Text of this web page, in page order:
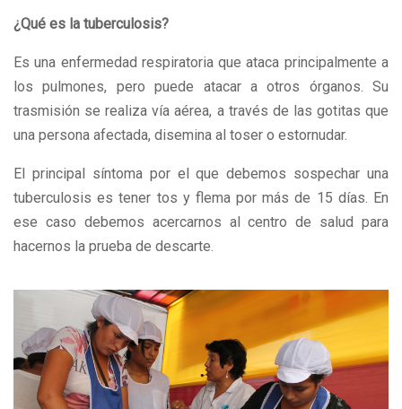
¿Qué es la tuberculosis?
Es una enfermedad respiratoria que ataca principalmente a
los pulmones, pero puede atacar a otros órganos. Su
trasmisión se realiza vía aérea, a través de las gotitas que
una persona afectada, disemina al toser o estornudar.
El principal síntoma por el que debemos sospechar una
tuberculosis es tener tos y flema por más de 15 días. En
ese caso debemos acercarnos al centro de salud para
hacernos la prueba de descarte.